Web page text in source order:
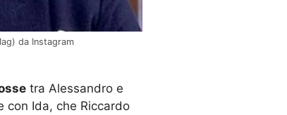
da Instagram
tra Alessandro e
con Ida, che Riccardo